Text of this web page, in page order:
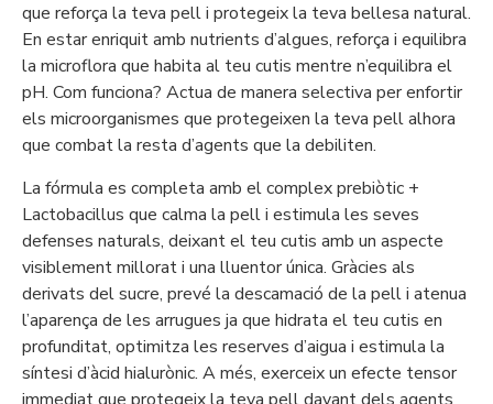
que reforça la teva pell i protegeix la teva bellesa natural.
En estar enriquit amb nutrients d’algues, reforça i equilibra
la microflora que habita al teu cutis mentre n’equilibra el
pH. Com funciona? Actua de manera selectiva per enfortir
els microorganismes que protegeixen la teva pell alhora
que combat la resta d’agents que la debiliten.
La fórmula es completa amb el complex prebiòtic +
Lactobacillus que calma la pell i estimula les seves
defenses naturals, deixant el teu cutis amb un aspecte
visiblement millorat i una lluentor única. Gràcies als
derivats del sucre, prevé la descamació de la pell i atenua
l’aparença de les arrugues ja que hidrata el teu cutis en
profunditat, optimitza les reserves d’aigua i estimula la
síntesi d’àcid hialurònic. A més, exerceix un efecte tensor